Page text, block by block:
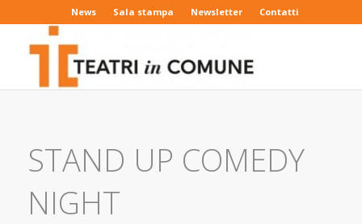
News Sala stampa Newsletter Contatti
STAND UP COMEDY
NIGHT